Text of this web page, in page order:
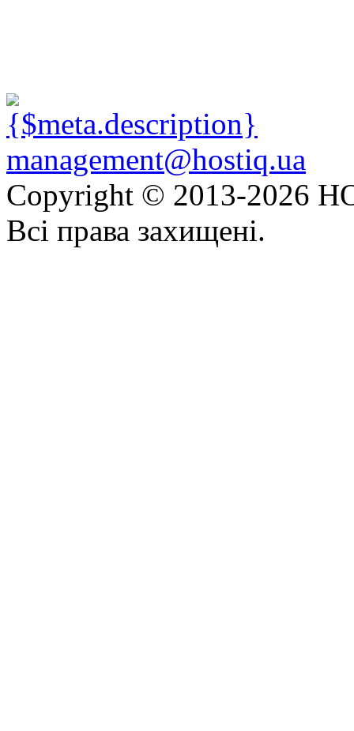
management@hostiq.ua
Copyright © 2013-2026
Всі права захищені.